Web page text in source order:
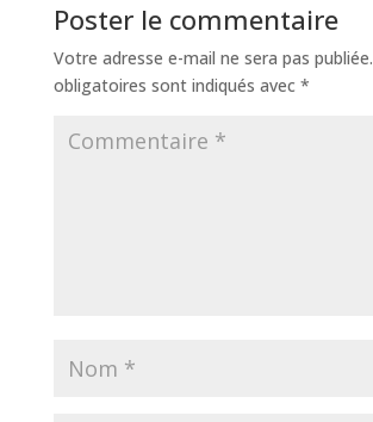
Poster le commentaire
Votre adresse e-mail ne sera pas publiée.
obligatoires sont indiqués avec *